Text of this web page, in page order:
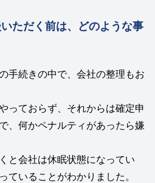
ただく前は、どのような事
手続きの中で、会社の整理もお
っておらず、それからは確定申
、何かペナルティがあったら嫌
と会社は休眠状態になってい
ていることがわかりました。